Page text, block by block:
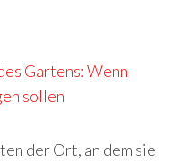
Gartens: Wenn
sollen
der Ort, an dem sie